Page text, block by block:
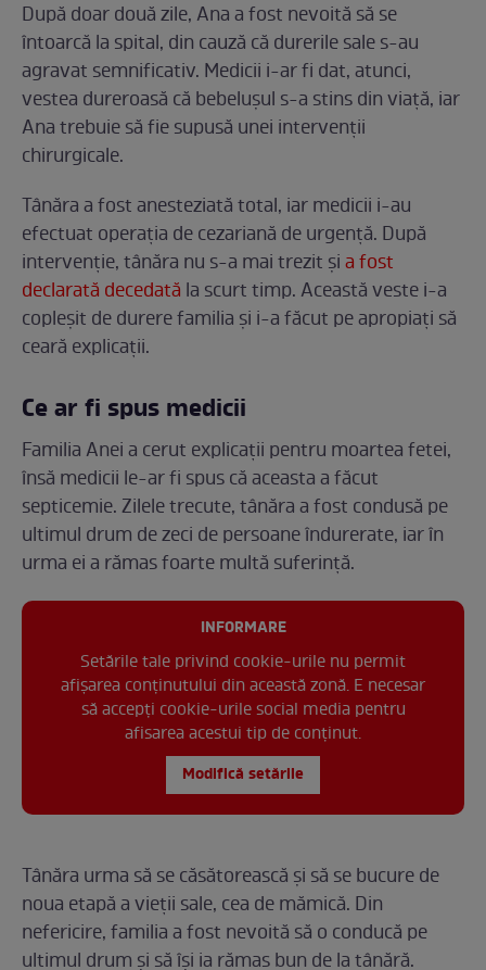
După doar două zile, Ana a fost nevoită să se
întoarcă la spital, din cauză că durerile sale s-au
agravat semnificativ. Medicii i-ar fi dat, atunci,
vestea dureroasă că bebelușul s-a stins din viață, iar
Ana trebuie să fie supusă unei intervenții
chirurgicale.
Tânăra a fost anesteziată total, iar medicii i-au
efectuat operația de cezariană de urgență. După
intervenție, tânăra nu s-a mai trezit șia fost
declarată decedată la scurt timp. Această veste i-a
copleșit de durere familia și i-a făcut pe apropiați să
ceară explicații.
Ce ar fi spus medicii
Familia Anei a cerut explicații pentru moartea fetei,
însă medicii le-ar fi spus că aceasta a făcut
septicemie. Zilele trecute, tânăra a fost condusă pe
ultimul drum de zeci de persoane îndurerate, iar în
urma ei a rămas foarte multă suferință.
INFORMARE
Setările tale privind cookie-urile nu permit
afișarea conținutului din această zonă. E necesar
să accepți cookie-urile social media pentru
afisarea acestui tip de conținut.
Modifică setările
Tânăra urma să se căsătorească și să se bucure de
noua etapă a vieții sale, cea de mămică. Din
nefericire, familia a fost nevoită să o conducă pe
ultimul drum și să își ia rămas bun de la tânără.